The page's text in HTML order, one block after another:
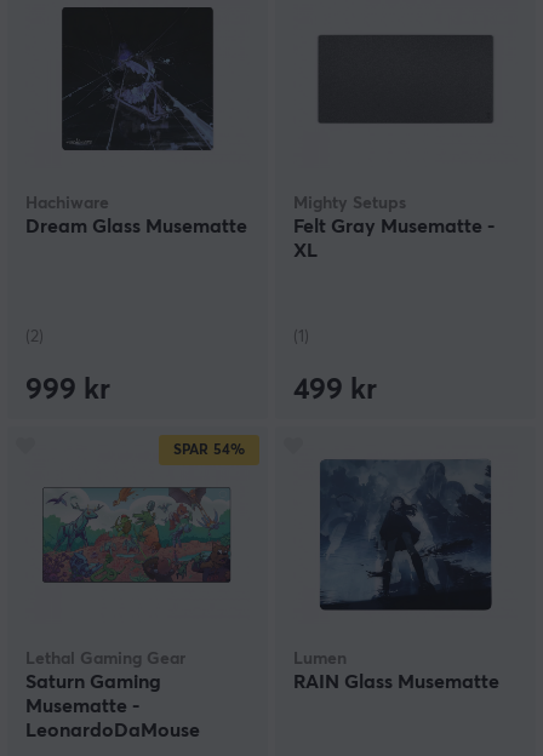
Hachiware
Dream Glass Musematte
(2)
999 kr
Mighty Setups
Felt Gray Musematte -
XL
(1)
499 kr
SPAR 54%
Lethal Gaming Gear
Saturn Gaming
Musematte -
LeonardoDaMouse
Lumen
RAIN Glass Musematte